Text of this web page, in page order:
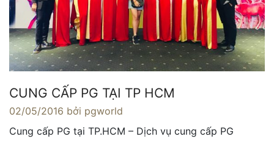
CUNG CẤP PG TẠI TP HCM
02/05/2016 bởi pgworld
Cung cấp PG tại TP.HCM – Dịch vụ cung cấp PG